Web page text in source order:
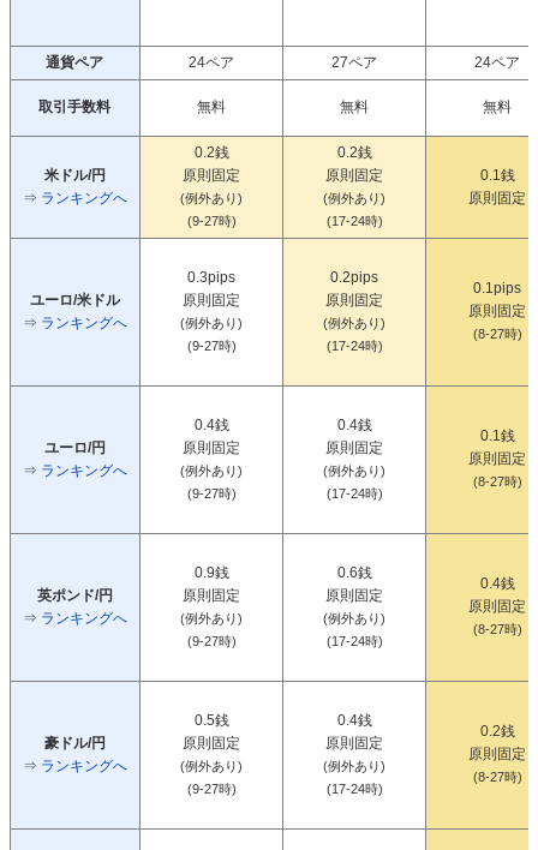
通貨ペア 24ペア 27ペア 24ペア
取引手数料 無料 無料 無料
米ドル/円
⇒ ランキングへ
0.2銭
原則固定
(例外あり)
(9-27時)
0.2銭
原則固定
(例外あり)
(17-24時)
0.1銭
原則固定
ユーロ/米ドル
⇒ ランキングへ
0.3pips
原則固定
(例外あり)
(9-27時)
0.2pips
原則固定
(例外あり)
(17-24時)
0.1pips
原則固定
(8-27時)
ユーロ/円
⇒ ランキングへ
0.4銭
原則固定
(例外あり)
(9-27時)
0.4銭
原則固定
(例外あり)
(17-24時)
0.1銭
原則固定
(8-27時)
英ポンド/円
⇒ ランキングへ
0.9銭
原則固定
(例外あり)
(9-27時)
0.6銭
原則固定
(例外あり)
(17-24時)
0.4銭
原則固定
(8-27時)
豪ドル/円
⇒ ランキングへ
0.5銭
原則固定
(例外あり)
(9-27時)
0.4銭
原則固定
(例外あり)
(17-24時)
0.2銭
原則固定
(8-27時)